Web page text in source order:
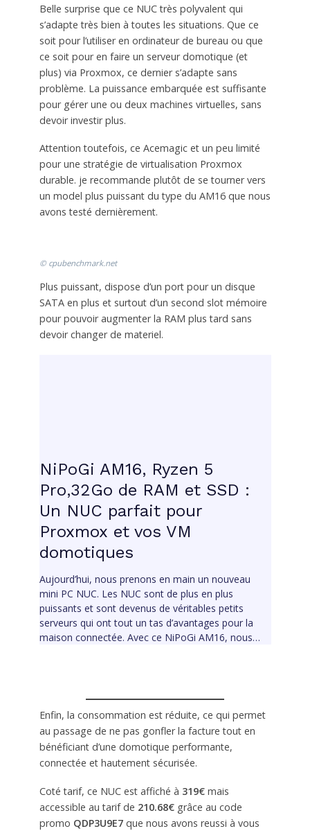
Belle surprise que ce NUC très polyvalent qui
s’adapte très bien à toutes les situations. Que ce
soit pour l’utiliser en ordinateur de bureau ou que
ce soit pour en faire un serveur domotique (et
plus) via Proxmox, ce dernier s’adapte sans
problème. La puissance embarquée est suffisante
pour gérer une ou deux machines virtuelles, sans
devoir investir plus.
Attention toutefois, ce Acemagic et un peu limité
pour une stratégie de virtualisation Proxmox
durable. je recommande plutôt de se tourner vers
un model plus puissant du type du AM16 que nous
avons testé dernièrement.
© cpubenchmark.net
Plus puissant, dispose d’un port pour un disque
SATA en plus et surtout d’un second slot mémoire
pour pouvoir augmenter la RAM plus tard sans
devoir changer de materiel.
NiPoGi AM16, Ryzen 5
Pro,32Go de RAM et SSD :
Un NUC parfait pour
Proxmox et vos VM
domotiques
Aujourd’hui, nous prenons en main un nouveau
mini PC NUC. Les NUC sont de plus en plus
puissants et sont devenus de véritables petits
serveurs qui ont tout un tas d’avantages pour la
maison connectée. Avec ce NiPoGi AM16, nous…
Enfin, la consommation est réduite, ce qui permet
au passage de ne pas gonfler la facture tout en
bénéficiant d’une domotique performante,
connectée et hautement sécurisée.
Coté tarif, ce NUC est affiché à 319€mais
accessible au tarif de 210.68€grâce au code
promo QDP3U9E7que nous avons reussi à vous